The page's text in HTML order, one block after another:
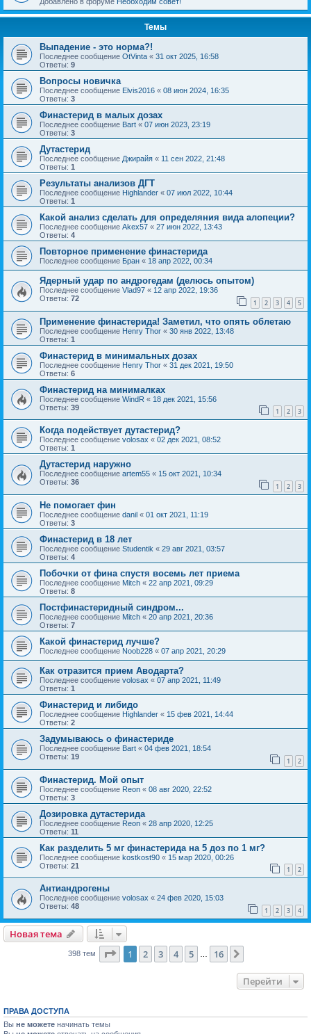
Темы
Выпадение - это норма?!
Последнее сообщение OtVinta « 31 окт 2025, 16:58
Ответы: 9
Вопросы новичка
Последнее сообщение Elvis2016 « 08 июн 2024, 16:35
Ответы: 3
Финастерид в малых дозах
Последнее сообщение Bart « 07 июн 2023, 23:19
Ответы: 3
Дутастерид
Последнее сообщение Джирайя « 11 сен 2022, 21:48
Ответы: 1
Результаты анализов ДГТ
Последнее сообщение Highlander « 07 июл 2022, 10:44
Ответы: 1
Какой анализ сделать для определяния вида алопеции?
Последнее сообщение Akex57 « 27 июн 2022, 13:43
Ответы: 4
Повторное применение финастерида
Последнее сообщение Бран « 18 апр 2022, 00:34
Ядерный удар по андрогедам (делюсь опытом)
Последнее сообщение Vlad97 « 12 апр 2022, 19:36
Ответы: 72 1 2 3 4 5
Применение финастерида! Заметил, что опять облетаю
Последнее сообщение Henry Thor « 30 янв 2022, 13:48
Ответы: 1
Финастерид в минимальных дозах
Последнее сообщение Henry Thor « 31 дек 2021, 19:50
Ответы: 6
Финастерид на минималках
Последнее сообщение WindR « 18 дек 2021, 15:56
Ответы: 39 1 2 3
Когда подействует дутастерид?
Последнее сообщение volosax « 02 дек 2021, 08:52
Ответы: 1
Дутастерид наружно
Последнее сообщение artem55 « 15 окт 2021, 10:34
Ответы: 36 1 2 3
Не помогает фин
Последнее сообщение danil « 01 окт 2021, 11:19
Ответы: 3
Финастерид в 18 лет
Последнее сообщение Studentik « 29 авг 2021, 03:57
Ответы: 4
Побочки от фина спустя восемь лет приема
Последнее сообщение Mitch « 22 апр 2021, 09:29
Ответы: 8
Постфинастеридный синдром...
Последнее сообщение Mitch « 20 апр 2021, 20:36
Ответы: 7
Какой финастерид лучше?
Последнее сообщение Noob228 « 07 апр 2021, 20:29
Как отразится прием Аводарта?
Последнее сообщение volosax « 07 апр 2021, 11:49
Ответы: 1
Финастерид и либидо
Последнее сообщение Highlander « 15 фев 2021, 14:44
Ответы: 2
Задумываюсь о финастериде
Последнее сообщение Bart « 04 фев 2021, 18:54
Ответы: 19 1 2
Финастерид. Мой опыт
Последнее сообщение Reon « 08 авг 2020, 22:52
Ответы: 3
Дозировка дутастерида
Последнее сообщение Reon « 28 апр 2020, 12:25
Ответы: 11
Как разделить 5 мг финастерида на 5 доз по 1 мг?
Последнее сообщение kostkost90 « 15 мар 2020, 00:26
Ответы: 21 1 2
Антиандрогены
Последнее сообщение volosax « 24 фев 2020, 15:03
Ответы: 48 1 2 3 4
Новая тема
398 тем Страница из 16
1 2 3 4 5 16
Перейти
ПРАВА ДОСТУПА
Вы не можете начинать темы